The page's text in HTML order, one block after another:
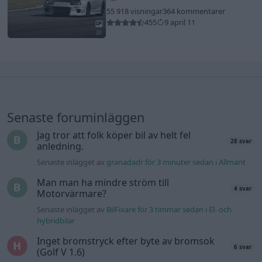
20
55 918 visningar364 kommentarer
455
9 april 11
Senaste foruminläggen
Jag tror att folk köper bil av helt fel
anledning.
28 svar
Senaste inlägget av granadadr för 3 minuter sedan iAllmänt
Man man ha mindre ström till
Motorvärmare?
4 svar
Senaste inlägget av BilFixare för 3 timmar sedan i El- och
hybridbilar
Inget bromstryck efter byte av bromsok
(Golf V 1.6)
6 svar